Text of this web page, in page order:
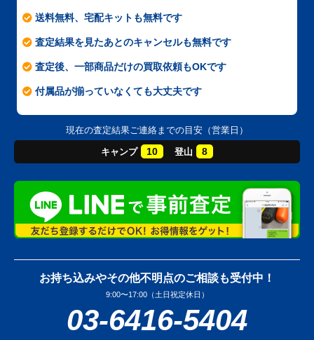
送料無料、宅配キットも無料です
査定結果を見たあとのキャンセルも無料です
査定後、一部商品だけの買取依頼もOKです
付属品が揃っていなくても大丈夫です
現在の査定結果ご連絡までの目安（営業日）
キャンプ 10 登山 8
お持ち込みやその他不明点のご相談も受付中！
9:00〜17:00（土日祝定休日）
03-6416-5404